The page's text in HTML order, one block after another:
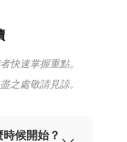
快速掌握重點。
之處敬請見諒。
候開始？